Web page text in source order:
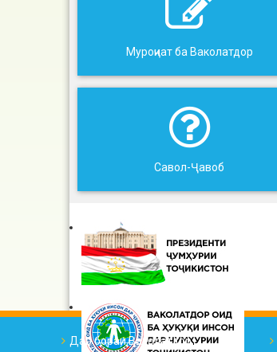
Муроҷиат ба Ваколатдор
Савол-Ҷавоб
Дар бораи Ваколатдор